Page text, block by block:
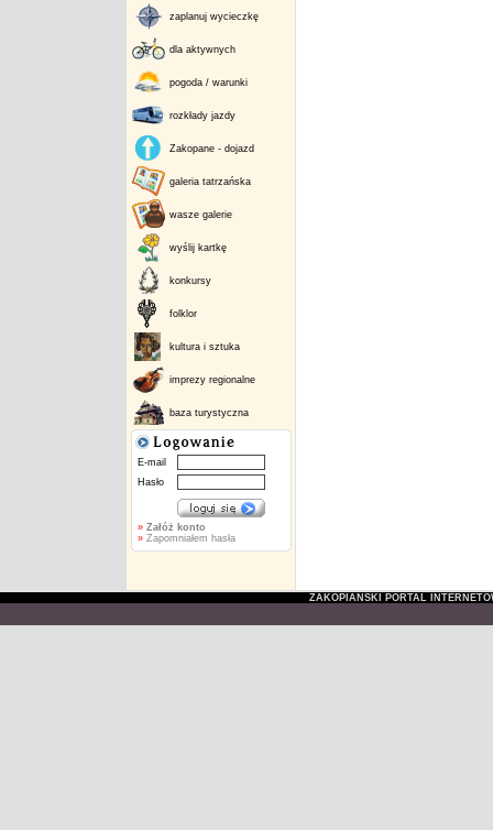
zaplanuj wycieczkę
dla aktywnych
pogoda / warunki
rozkłady jazdy
Zakopane - dojazd
galeria tatrzańska
wasze galerie
wyślij kartkę
konkursy
folklor
kultura i sztuka
imprezy regionalne
baza turystyczna
E-mail
Hasło
» Załóż konto
»Zapomniałem hasła
ZAKOPIAŃSKI PORTAL